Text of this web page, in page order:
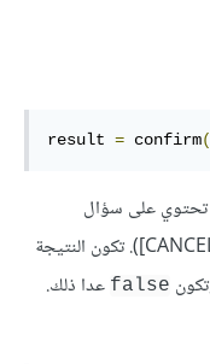
result = confirm(
تحتوي على سؤال
false عدا ذلك.